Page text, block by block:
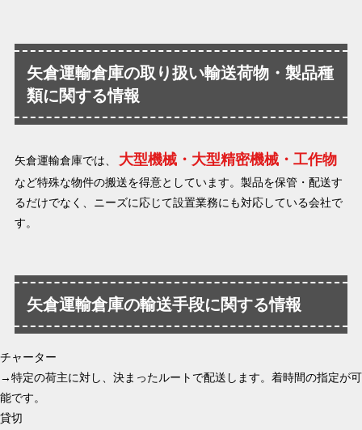
矢倉運輸倉庫の取り扱い輸送荷物・製品種
類に関する情報
矢倉運輸倉庫では、 大型機械・大型精密機械・工作物
など特殊な物件の搬送を得意としています。製品を保管・配送す
るだけでなく、ニーズに応じて設置業務にも対応している会社で
す。
矢倉運輸倉庫の輸送手段に関する情報
チャーター
→特定の荷主に対し、決まったルートで配送します。着時間の指定が可
能です。
貸切